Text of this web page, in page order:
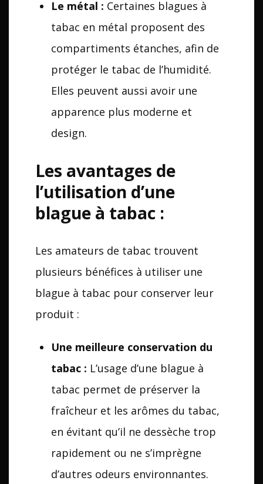
Le métal : Certaines blagues à
tabac en métal proposent des
compartiments étanches, afin de
protéger le tabac de l’humidité.
Elles peuvent aussi avoir une
apparence plus moderne et
design.
Les avantages de
l’utilisation d’une
blague à tabac :
Les amateurs de tabac trouvent
plusieurs bénéfices à utiliser une
blague à tabac pour conserver leur
produit :
Une meilleure conservation du
tabac : L’usage d’une blague à
tabac permet de préserver la
fraîcheur et les arômes du tabac,
en évitant qu’il ne dessèche trop
rapidement ou ne s’imprègne
d’autres odeurs environnantes.